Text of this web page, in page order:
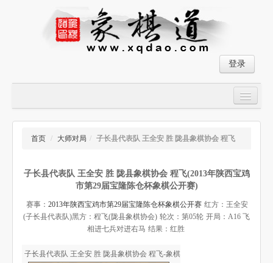
登录
大师对局
象棋棋谱
残局破解
首页 / 大师对局 / 子长县代表队 王全安 胜 陇县象棋协会 程飞
子长县代表队 王全安 胜 陇县象棋协会 程飞(2013年陕西宝鸡
市第29届宝隆陈仓杯象棋公开赛)
赛事： 2013年陕西宝鸡市第29届宝隆陈仓杯象棋公开赛 红方：王全安
(子长县代表队)黑方：程飞(陇县象棋协会) 轮次：第05轮 开局：A16 飞
相进七兵对进右马 结果：红胜
子长县代表队 王全安 胜 陇县象棋协会 程飞-象棋道